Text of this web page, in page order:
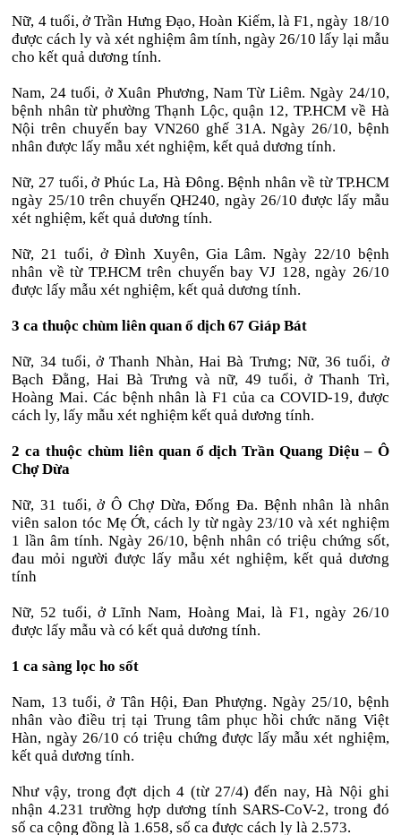
Nữ, 4 tuổi, ở Trần Hưng Đạo, Hoàn Kiếm, là F1, ngày 18/10
được cách ly và xét nghiệm âm tính, ngày 26/10 lấy lại mẫu
cho kết quả dương tính.
Nam, 24 tuổi, ở Xuân Phương, Nam Từ Liêm. Ngày 24/10,
bệnh nhân từ phường Thạnh Lộc, quận 12, TP.HCM về Hà
Nội trên chuyến bay VN260 ghế 31A. Ngày 26/10, bệnh
nhân được lấy mẫu xét nghiệm, kết quả dương tính.
Nữ, 27 tuổi, ở Phúc La, Hà Đông. Bệnh nhân về từ TP.HCM
ngày 25/10 trên chuyến QH240, ngày 26/10 được lấy mẫu
xét nghiệm, kết quả dương tính.
Nữ, 21 tuổi, ở Đình Xuyên, Gia Lâm. Ngày 22/10 bệnh
nhân về từ TP.HCM trên chuyến bay VJ 128, ngày 26/10
được lấy mẫu xét nghiệm, kết quả dương tính.
3 ca thuộc chùm liên quan ổ dịch 67 Giáp Bát
Nữ, 34 tuổi, ở Thanh Nhàn, Hai Bà Trưng; Nữ, 36 tuổi, ở
Bạch Đằng, Hai Bà Trưng và nữ, 49 tuổi, ở Thanh Trì,
Hoàng Mai. Các bệnh nhân là F1 của ca COVID-19, được
cách ly, lấy mẫu xét nghiệm kết quả dương tính.
2 ca thuộc chùm liên quan ổ dịch Trần Quang Diệu – Ô
Chợ Dừa
Nữ, 31 tuổi, ở Ô Chợ Dừa, Đống Đa. Bệnh nhân là nhân
viên salon tóc Mẹ Ớt, cách ly từ ngày 23/10 và xét nghiệm
1 lần âm tính. Ngày 26/10, bệnh nhân có triệu chứng sốt,
đau mỏi người được lấy mẫu xét nghiệm, kết quả dương
tính
Nữ, 52 tuổi, ở Lĩnh Nam, Hoàng Mai, là F1, ngày 26/10
được lấy mẫu và có kết quả dương tính.
1 ca sàng lọc ho sốt
Nam, 13 tuổi, ở Tân Hội, Đan Phượng. Ngày 25/10, bệnh
nhân vào điều trị tại Trung tâm phục hồi chức năng Việt
Hàn, ngày 26/10 có triệu chứng được lấy mẫu xét nghiệm,
kết quả dương tính.
Như vậy, trong đợt dịch 4 (từ 27/4) đến nay, Hà Nội ghi
nhận 4.231 trường hợp dương tính SARS-CoV-2, trong đó
số ca cộng đồng là 1.658, số ca được cách ly là 2.573.